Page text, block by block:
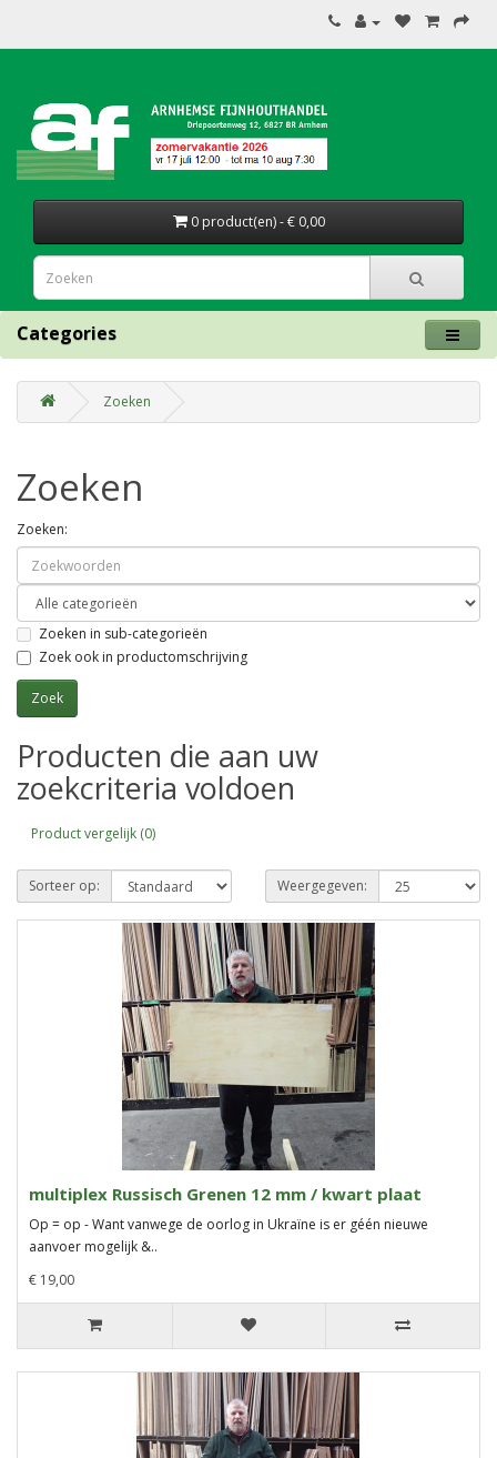
0 product(en) - € 0,00
Categories
Zoeken
Zoeken
Zoeken:
Zoeken in sub-categorieën
Zoek ook in productomschrijving
Producten die aan uw
zoekcriteria voldoen
Product vergelijk (0)
Sorteer op: Weergegeven:
multiplex Russisch Grenen 12 mm / kwart plaat
Op = op - Want vanwege de oorlog in Ukraïne is er géén nieuwe
aanvoer mogelijk &..
€ 19,00